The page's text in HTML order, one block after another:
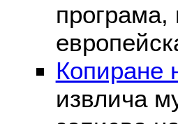
програма,
Копиране
извлича